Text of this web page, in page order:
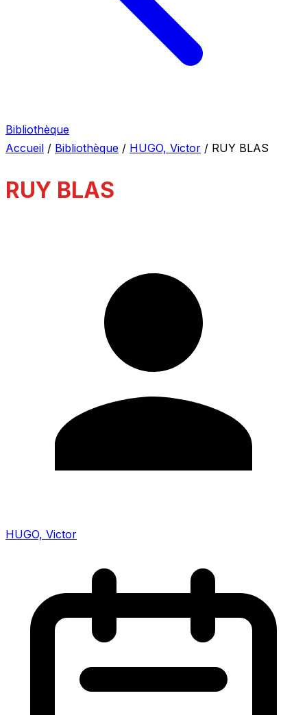
Bibliothèque
Accueil / Bibliothèque / HUGO, Victor / RUY BLAS
RUY BLAS
HUGO, Victor